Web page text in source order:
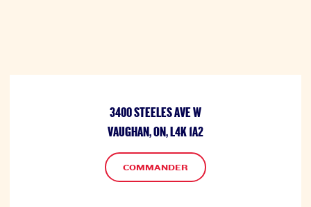
3400 STEELES AVE W
VAUGHAN, ON, L4K 1A2
COMMANDER